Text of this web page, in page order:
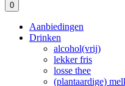
0
Aanbiedingen
Drinken
alcohol(vrij)
lekker fris
losse thee
(plantaardige)